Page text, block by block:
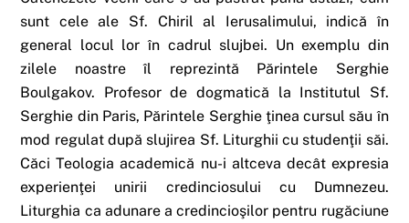
sunt cele ale Sf. Chiril al Ierusalimului, indică în
general locul lor în cadrul slujbei. Un exemplu din
zilele noastre îl reprezintă Părintele Serghie
Boulgakov. Profesor de dogmatică la Institutul Sf.
Serghie din Paris, Părintele Serghie ţinea cursul său în
mod regulat după slujirea Sf. Liturghii cu studenţii săi.
Căci Teologia academică nu-i altceva decât expresia
experienţei unirii credinciosului cu Dumnezeu.
Liturghia ca adunare a credincioşilor pentru rugăciune